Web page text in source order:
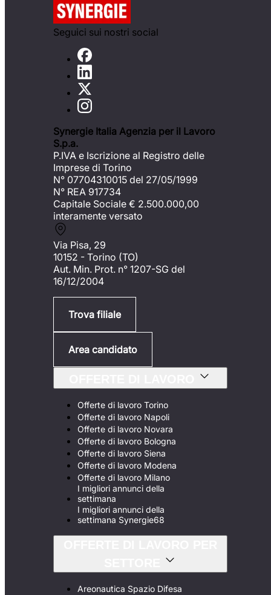
Seguici sui nostri social
Synergie Italia Agenzia per il Lavoro
S.p.a.
P.IVA e Iscrizione al Registro delle
Imprese di Torino
N° 07704310015 del 27/05/1999
N° REA 917734
Capitale Sociale € 2.500.000,00
interamente versato
Via Pisa, 29
10152 - Torino (TO)
Aut. Min. Prot. n° 1207-SG del
16/12/2004
Trova filiale
Area candidato
Offerte di lavoro Torino
Offerte di lavoro Napoli
Offerte di lavoro Novara
Offerte di lavoro Bologna
Offerte di lavoro Siena
Offerte di lavoro Modena
Offerte di lavoro Milano
I migliori annunci della
settimana
I migliori annunci della
settimana Synergie68
Areonautica Spazio Difesa